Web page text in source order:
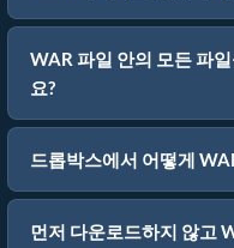
WAR 파일 안의 모든 파
요?
드롭박스에서 어떻게
먼저 다운로드하지 않고